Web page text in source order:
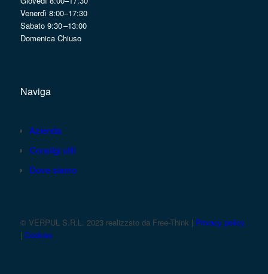
Venerdì 8:00–17:30
Sabato 9:30 –13:00
Domenica Chiuso
Naviga
Azienda
Consilgi utili
Dove siamo
© VERPUL S.R.L. 2023 realizzato da Free-Think | Privacy policy
| Cookies